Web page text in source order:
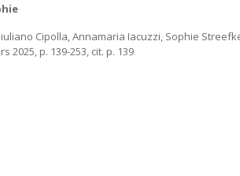
Cipolla, Annamaria Iacuzzi, Sophie
2025, p. 139-253, cit. p. 139